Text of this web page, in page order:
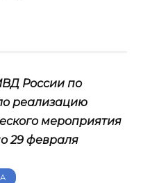
России по
реализацию
мероприятия
29 февраля